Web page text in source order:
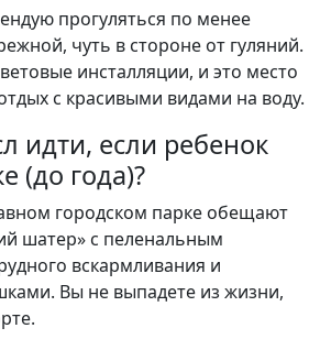
прогуляться по менее
чуть в стороне от гуляний.
инсталляции, и это место
с красивыми видами на воду.
идти, если ребенок
(до года)?
городском парке обещают
шатер» с пеленальным
вскармливания и
Вы не выпадете из жизни,